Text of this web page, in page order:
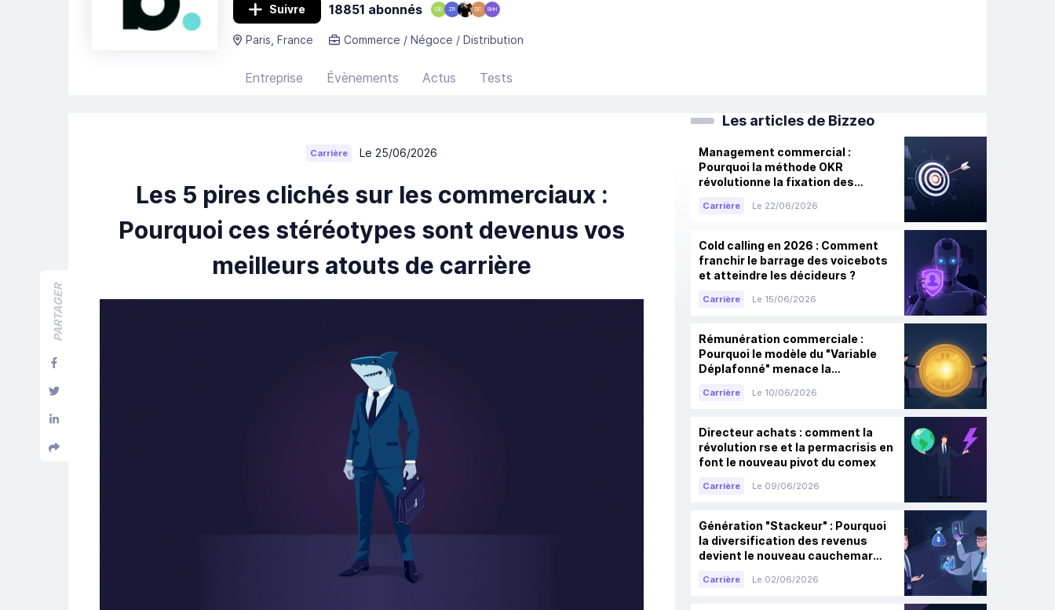
Suivre 18851 abonnés OD ZR DC BHH
Paris, France Commerce / Négoce / Distribution
Entreprise Évènements Actus Tests
PARTAGER
Carrière Le 25/06/2026
Les 5 pires clichés sur les commerciaux :
Pourquoi ces stéréotypes sont devenus vos
meilleurs atouts de carrière
Les articles de Bizzeo
Management commercial :
Pourquoi la méthode OKR
révolutionne la fixation des
Carrière Le 22/06/2026
Cold calling en 2026 : Comment
franchir le barrage des voicebots
et atteindre les décideurs ?
Carrière Le 15/06/2026
Rémunération commerciale :
Pourquoi le modèle du "Variable
Déplafonné" menace la
Carrière Le 10/06/2026
Directeur achats : comment la
révolution rse et la permacrisis en
font le nouveau pivot du comex
Carrière Le 09/06/2026
Génération "Stackeur" : Pourquoi
la diversification des revenus
devient le nouveau cauchemar
Carrière Le 02/06/2026